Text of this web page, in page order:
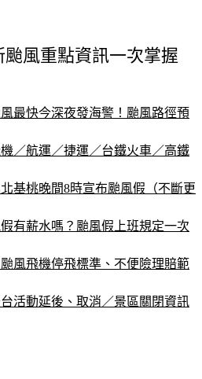
颱風重點資訊一次掌握
最快今深夜發海警！颱風路徑預
／航運／捷運／台鐵火車／高鐵
基桃晚間8時宣布颱風假（不斷更
有薪水嗎？颱風假上班規定一次
風飛機停飛標準、不便險理賠範
活動延後、取消／景區關閉資訊